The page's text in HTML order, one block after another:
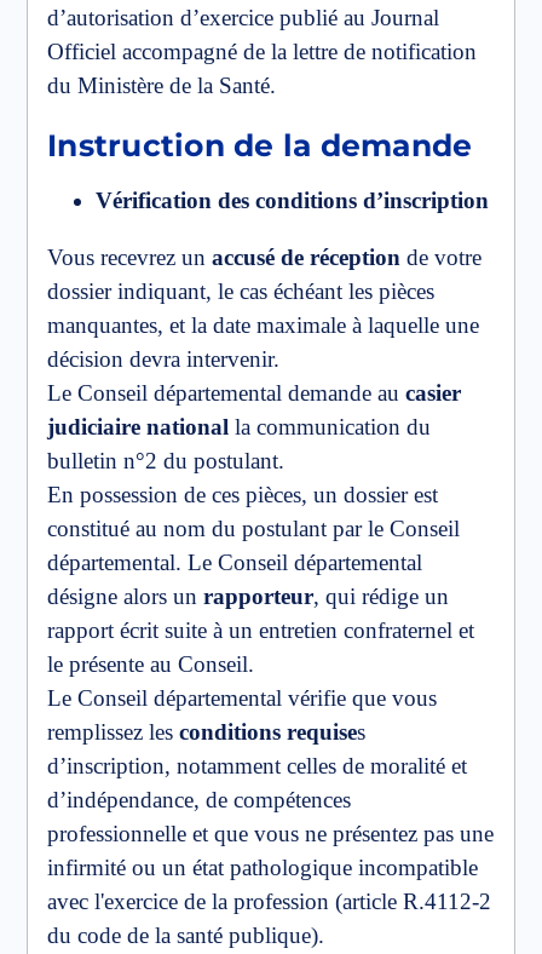
d’autorisation d’exercice publié au Journal
Officiel accompagné de la lettre de notification
du Ministère de la Santé.
Instruction de la demande
Vérification des conditions d’inscription
Vous recevrez un accusé de réception de votre
dossier indiquant, le cas échéant les pièces
manquantes, et la date maximale à laquelle une
décision devra intervenir.
Le Conseil départemental demande au casier
judiciaire national la communication du
bulletin n°2 du postulant.
En possession de ces pièces, un dossier est
constitué au nom du postulant par le Conseil
départemental. Le Conseil départemental
désigne alors un rapporteur, qui rédige un
rapport écrit suite à un entretien confraternel et
le présente au Conseil.
Le Conseil départemental vérifie que vous
remplissez les conditions requises
d’inscription, notamment celles de moralité et
d’indépendance, de compétences
professionnelle et que vous ne présentez pas une
infirmité ou un état pathologique incompatible
avec l'exercice de la profession (article R.4112-2
du code de la santé publique).